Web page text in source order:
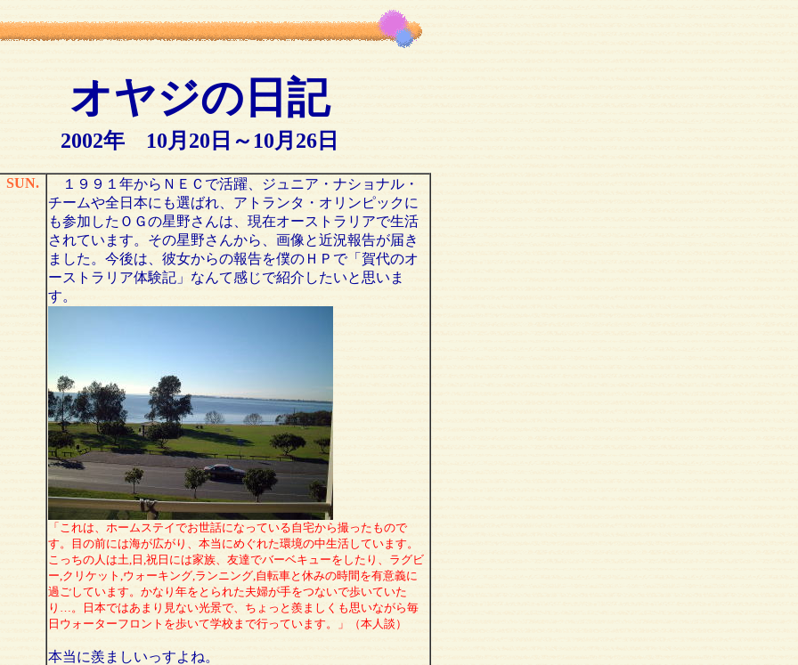
オヤジの日記
2002年 10月20日～10月26日
SUN.
１９９１年からＮＥＣで活躍、ジュニア・ナショナル・
チームや全日本にも選ばれ、アトランタ・オリンピックに
も参加したＯＧの星野さんは、現在オーストラリアで生活
されています。その星野さんから、画像と近況報告が届き
ました。今後は、彼女からの報告を僕のＨＰで「賀代のオ
ーストラリア体験記」なんて感じで紹介したいと思いま
す。
「これは、ホームステイでお世話になっている自宅から撮ったもので
す。目の前には海が広がり、本当にめぐれた環境の中生活しています。
こっちの人は土,日,祝日には家族、友達でバーベキューをしたり、ラグビ
ー,クリケット,ウォーキング,ランニング,自転車と休みの時間を有意義に
過ごしています。かなり年をとられた夫婦が手をつないで歩いていた
り…。日本ではあまり見ない光景で、ちょっと羨ましくも思いながら毎
日ウォーターフロントを歩いて学校まで行っています。」（本人談）
本当に羨ましいっすよね。